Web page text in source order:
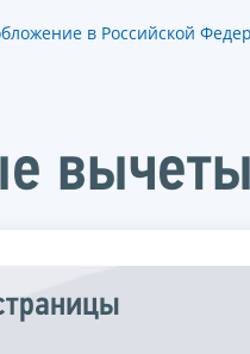
в Российской